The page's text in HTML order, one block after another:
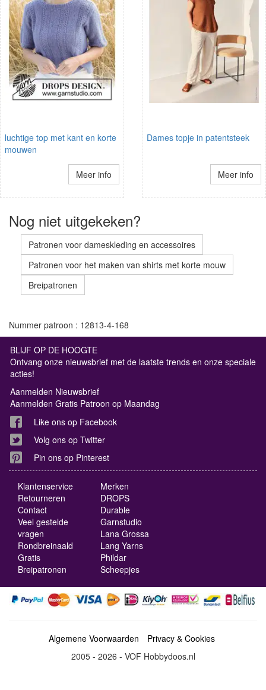
luchtige top met kant en korte
mouwen
Meer info
Dames topje in patentsteek
Meer info
Nog niet uitgekeken?
Patronen voor dameskleding en accessoires
Patronen voor het maken van shirts met korte mouw
Breipatronen
Nummer patroon : 12813-4-168
BLIJF OP DE HOOGTE
Ontvang onze nieuwsbrief met de laatste trends en onze speciale
acties!
Aanmelden Nieuwsbrief
Aanmelden Gratis Patroon op Maandag
Like ons op Facebook
Volg ons op Twitter
Pin ons op Pinterest
Klantenservice
Retourneren
Contact
Veel gestelde
vragen
Rondbreinaald
Gratis
Breipatronen
Merken
DROPS
Durable
Garnstudio
Lana Grossa
Lang Yarns
Phildar
Scheepjes
Algemene Voorwaarden
Privacy & Cookies
2005 - 2026 - VOF Hobbydoos.nl